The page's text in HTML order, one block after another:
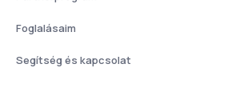
Foglalásaim
Segítség és kapcsolat